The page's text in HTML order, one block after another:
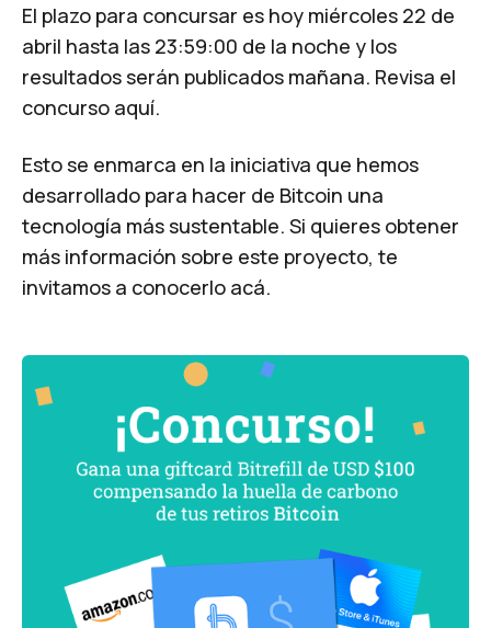
El plazo para concursar es hoy miércoles 22 de
abril hasta las 23:59:00 de la noche y los
resultados serán publicados mañana. Revisa el
concurso aquí.
Esto se enmarca en la iniciativa que hemos
desarrollado para hacer de Bitcoin una
tecnología más sustentable. Si quieres obtener
más información sobre este proyecto, te
invitamos a conocerlo acá.